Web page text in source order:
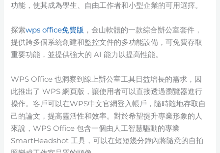
功能，使其成為學生、自由工作者和小型企業的可用選擇。
探索wps office免費版 ，金山軟體的一款綜合辦公室套件，
提供跨多個系統創建和監控文件的多功能設備，可免費存取
重要功能，並提供強大的 AI 能力以提高性能。
WPS Office 也洞察到線上辦公室工具日益增長的需求，因
此推出了 WPS 網頁版，讓使用者可以直接透過瀏覽器進行
操作。客戶可以在WPS中文官網登入帳戶，隨時隨地存取自
己的論文，提高靈活性和效率。對於希望提升專業形象的人
來說，WPS Office 包含一個由人工智慧驅動的專業
SmartHeadshot 工具，可以在短短幾分鐘內將隨意的自拍